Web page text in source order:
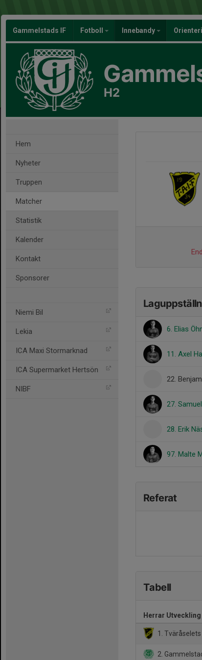
Gammelstads IF Fotboll Innebandy
H2
Hem
Nyheter
Truppen
Matcher
Statistik
Kalender
Kontakt
Sponsorer
Niemi Bil
Lekia
ICA Maxi Stormarknad
ICA Supermarket Hertsön
NIBF
6. Elias
11. Axel
22.
27.
28. Erik
97. Malte
Referat
Tabell
Herrar Utveckling
1. Tväråselets
2.